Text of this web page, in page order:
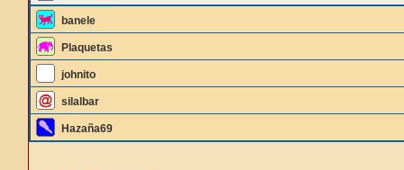
banele
Plaquetas
johnito
silalbar
Hazaña69